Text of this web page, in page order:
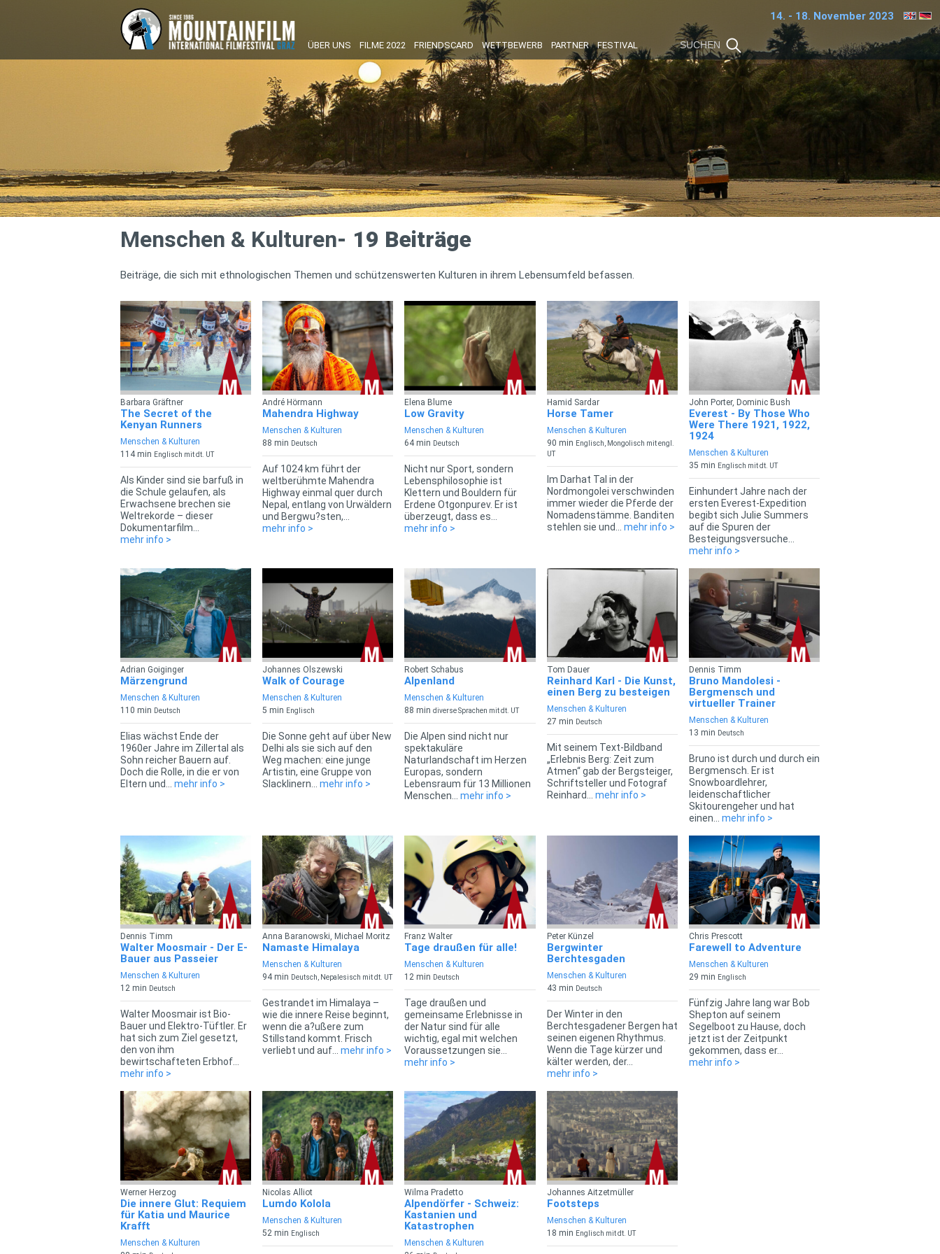
ÜBER UNS FILME 2022 FRIENDSCARD WETTBEWERB PARTNER FESTIVAL
14. - 18. November 2023
Menschen & Kulturen- 19 Beiträge
Beiträge, die sich mit ethnologischen Themen und schützenswerten Kulturen in ihrem Lebensumfeld befassen.
Barbara Gräftner
The Secret of the
Kenyan Runners
Menschen & Kulturen
114 min Englisch mit dt. UT
Als Kinder sind sie barfuß in
die Schule gelaufen, als
Erwachsene brechen sie
Weltrekorde – dieser
Dokumentarfilm...
mehr info >
André Hörmann
Mahendra Highway
Menschen & Kulturen
88 min Deutsch
Auf 1024 km führt der
weltberühmte Mahendra
Highway einmal quer durch
Nepal, entlang von Urwäldern
und Bergwu?sten,...
mehr info >
Elena Blume
Low Gravity
Menschen & Kulturen
64 min Deutsch
Nicht nur Sport, sondern
Lebensphilosophie ist
Klettern und Bouldern für
Erdene Otgonpurev. Er ist
überzeugt, dass es...
mehr info >
Hamid Sardar
Horse Tamer
Menschen & Kulturen
90 min Englisch, Mongolisch mit engl.
UT
Im Darhat Tal in der
Nordmongolei verschwinden
immer wieder die Pferde der
Nomadenstämme. Banditen
stehlen sie und... mehr info >
John Porter, Dominic Bush
Everest - By Those Who
Were There 1921, 1922,
1924
Menschen & Kulturen
35 min Englisch mit dt. UT
Einhundert Jahre nach der
ersten Everest-Expedition
begibt sich Julie Summers
auf die Spuren der
Besteigungsversuche...
mehr info >
Adrian Goiginger
Märzengrund
Menschen & Kulturen
110 min Deutsch
Elias wächst Ende der
1960er Jahre im Zillertal als
Sohn reicher Bauern auf.
Doch die Rolle, in die er von
Eltern und... mehr info >
Johannes Olszewski
Walk of Courage
Menschen & Kulturen
5 min Englisch
Die Sonne geht auf über New
Delhi als sie sich auf den
Weg machen: eine junge
Artistin, eine Gruppe von
Slacklinern...mehr info >
Robert Schabus
Alpenland
Menschen & Kulturen
88 mindiverse Sprachen mit dt. UT
Die Alpen sind nicht nur
spektakuläre
Naturlandschaft im Herzen
Europas, sondern
Lebensraum für 13 Millionen
Menschen...mehr info >
Tom Dauer
Reinhard Karl - Die Kunst,
einen Berg zu besteigen
Menschen & Kulturen
27 min Deutsch
Mit seinem Text-Bildband
„Erlebnis Berg: Zeit zum
Atmen“ gab der Bergsteiger,
Schriftsteller und Fotograf
Reinhard... mehr info >
Dennis Timm
Bruno Mandolesi -
Bergmensch und
virtueller Trainer
Menschen & Kulturen
13 min Deutsch
Bruno ist durch und durch ein
Bergmensch. Er ist
Snowboardlehrer,
leidenschaftlicher
Skitourengeher und hat
einen... mehr info >
Dennis Timm
Walter Moosmair - Der E-
Bauer aus Passeier
Menschen & Kulturen
12 min Deutsch
Walter Moosmair ist Bio-
Bauer und Elektro-Tüftler. Er
hat sich zum Ziel gesetzt,
den von ihm
bewirtschafteten Erbhof...
mehr info >
Anna Baranowski, Michael Moritz
Namaste Himalaya
Menschen & Kulturen
94 min Deutsch, Nepalesisch mit dt. UT
Gestrandet im Himalaya –
wie die innere Reise beginnt,
wenn die a?ußere zum
Stillstand kommt. Frisch
verliebt und auf...mehr info >
Franz Walter
Tage draußen für alle!
Menschen & Kulturen
12 min Deutsch
Tage draußen und
gemeinsame Erlebnisse in
der Natur sind für alle
wichtig, egal mit welchen
Voraussetzungen sie...
mehr info >
Peter Künzel
Bergwinter
Berchtesgaden
Menschen & Kulturen
43 min Deutsch
Der Winter in den
Berchtesgadener Bergen hat
seinen eigenen Rhythmus.
Wenn die Tage kürzer und
kälter werden, der...
mehr info >
Chris Prescott
Farewell to Adventure
Menschen & Kulturen
29 min Englisch
Fünfzig Jahre lang war Bob
Shepton auf seinem
Segelboot zu Hause, doch
jetzt ist der Zeitpunkt
gekommen, dass er...
mehr info >
Werner Herzog
Die innere Glut: Requiem
für Katia und Maurice
Krafft
Menschen & Kulturen
Nicolas Alliot
Lumdo Kolola
Menschen & Kulturen
52 min Englisch
Wilma Pradetto
Alpendörfer - Schweiz:
Kastanien und
Katastrophen
Menschen & Kulturen
Johannes Aitzetmüller
Footsteps
Menschen & Kulturen
18 min Englisch mit dt. UT